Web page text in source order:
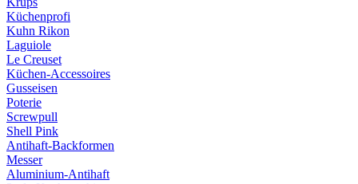
Küchenprofi
Kuhn Rikon
Laguiole
Le Creuset
Küchen-Accessoires
Gusseisen
Poterie
Screwpull
Shell Pink
Antihaft-Backformen
Messer
Aluminium-Antihaft